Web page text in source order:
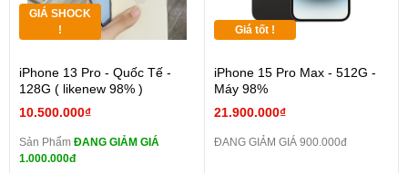
GIÁ SHOCK
!
iPhone 13 Pro - Quốc Tế -
128G ( likenew 98% )
10.500.000₫
Sản Phẩm ĐANG GIẢM GIÁ
1.000.000đ
Giá tốt !
iPhone 15 Pro Max - 512G -
Máy 98%
21.900.000₫
ĐANG GIẢM GIÁ 900.000đ